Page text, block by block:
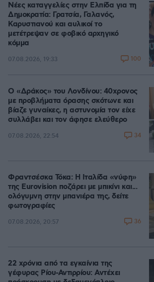
Νέες καταγγελίες στην Ελπίδα για τη
Δημοκρατία: Γρατσία, Γαλανός,
Καρυστιανού και αυλικοί το
μετέτρεψαν σε φοβικό αρχηγικό
κόμμα
07.08.2026, 19:33 100
Ο «Δράκος» του Λονδίνου: 40χρονος
με προβλήματα όρασης σκότωνε και
βίαζε γυναίκες, η αστυνομία τον είχε
συλλάβει και τον άφησε ελεύθερο
07.08.2026, 22:54 34
Φραντσέσκα Τόκα: Η Ιταλίδα «νύφη»
της Eurovision ποζάρει με μπικίνι και...
ολόγυμνη στην μπανιέρα της, δείτε
φωτογραφίες
07.08.2026, 20:57 36
22 χρόνια από τα εγκαίνια της
γέφυρας Ρίου-Αντιρρίου: Αντέχει